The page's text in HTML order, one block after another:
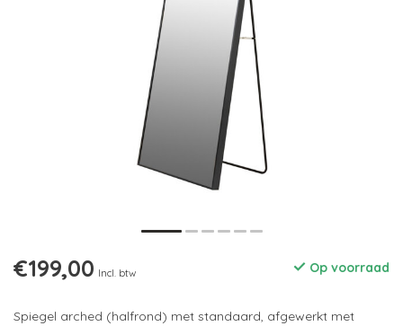
€199,00 Incl. btw Op voorraad
Spiegel arched (halfrond) met standaard, afgewerkt met